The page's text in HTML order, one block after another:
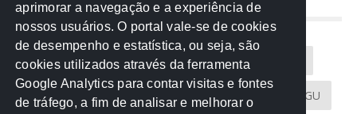
NUVEM DE TAGS
Acontece na Rede AGU AMM
Atricon Audicom CAU-MT CGU
aprimorar a navegação e a experiência de
nossos usuários. O portal vale-se de cookies
de desempenho e estatística, ou seja, são
cookies utilizados através da ferramenta
Google Analytics para contar visitas e fontes
de tráfego, a fim de analisar e melhorar o